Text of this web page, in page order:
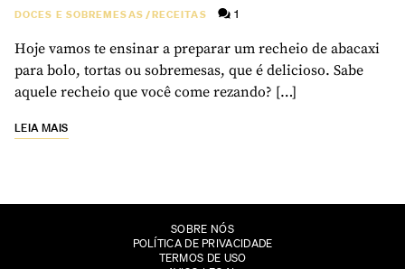
DOCES E SOBREMESAS/RECEITAS 1
Hoje vamos te ensinar a preparar um recheio de abacaxi
para bolo, tortas ou sobremesas, que é delicioso. Sabe
aquele recheio que você come rezando? […]
LEIA MAIS
SOBRE NÓS
POLÍTICA DE PRIVACIDADE
TERMOS DE USO